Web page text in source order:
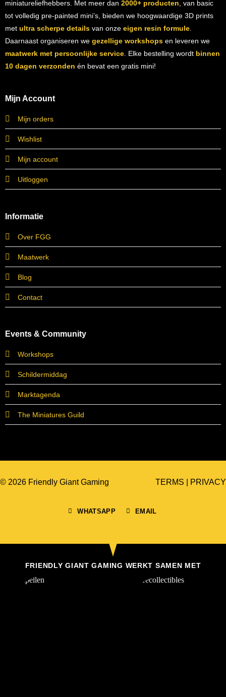
miniatureliefhebbers. Met meer dan 2000+ producten , van basic
tot volledig pre-painted mini’s, bieden we hoogwaardige 3D prints
met ultra scherpe detailsvan onze eigen resin formule.
Daarnaast organiseren we gezellige workshopsen leveren we
maatwerk met persoonlijke service. Elke bestelling wordt binnen
10 dagen verzonden én bevat een gratis mini!
Mijn Account
Mijn orders
Wishlist
Mijn account
Uitloggen
Informatie
Over FGG
Maatwerk
Blog
Contact
Events & Community
Workshops
Schildermiddag
Marktagenda
The Miniatures Guild
© 2026 Friendly Giant Gaming
WHATSAPP EMAIL
TERMS PRIVACY
FRIENDLY GIANT GAMING WERKT SAMEN MET